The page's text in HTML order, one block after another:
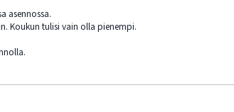
asennossa.
Koukun tulisi vain olla pienempi.